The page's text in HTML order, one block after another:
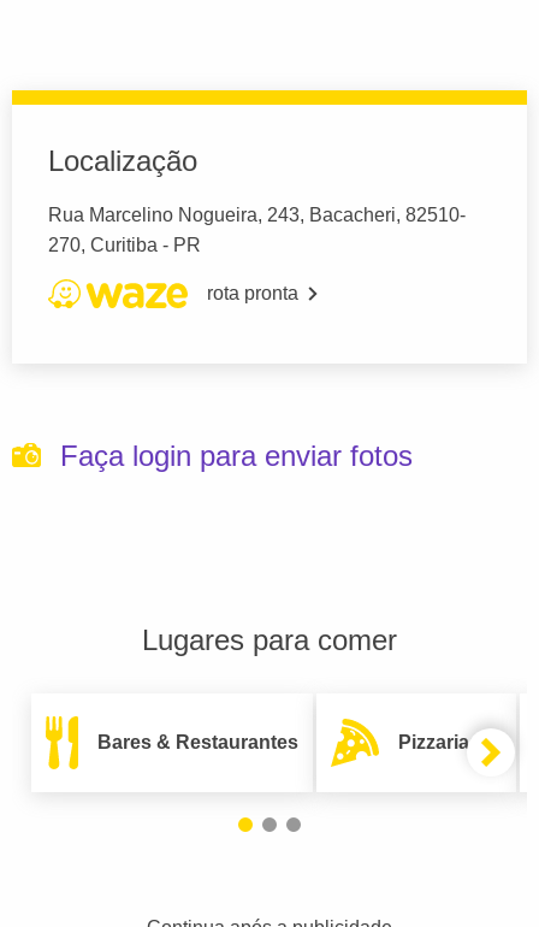
Localização
Rua Marcelino Nogueira, 243, Bacacheri, 82510-
270, Curitiba - PR
rota pronta
Faça login para enviar fotos
Lugares para comer
Bares & Restaurantes Pizzarias